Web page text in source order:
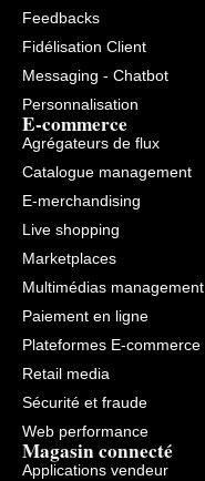
Feedbacks
Fidélisation Client
Messaging - Chatbot
Personnalisation
E-commerce
Agrégateurs de flux
Catalogue management
E-merchandising
Live shopping
Marketplaces
Multimédias management
Paiement en ligne
Plateformes E-commerce
Retail media
Sécurité et fraude
Web performance
Magasin connecté
Applications vendeur